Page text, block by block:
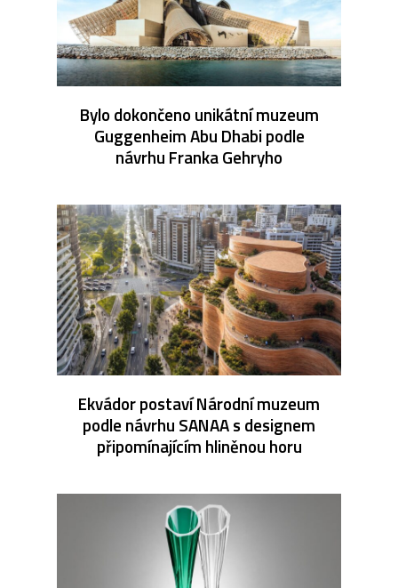
Bylo dokončeno unikátní muzeum
Guggenheim Abu Dhabi podle
návrhu Franka Gehryho
Ekvádor postaví Národní muzeum
podle návrhu SANAA s designem
připomínajícím hliněnou horu